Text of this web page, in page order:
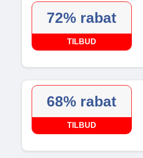
72% rabat
TILBUD
68% rabat
TILBUD